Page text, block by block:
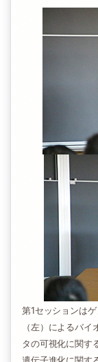
第1セッションは
（左）によるバ
タの可視化に関す
遺伝子進化に関す